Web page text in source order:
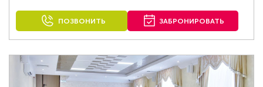
ПОЗВОНИТЬ ЗАБРОНИРОВАТЬ